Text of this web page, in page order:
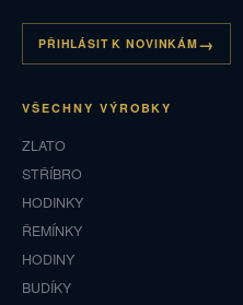
PŘIHLÁSIT K NOVINKÁM
VŠECHNY VÝROBKY
ZLATO
STŘÍBRO
HODINKY
ŘEMÍNKY
HODINY
BUDÍKY